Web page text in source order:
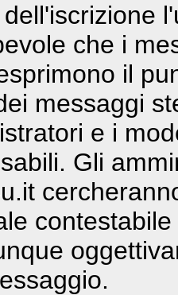
che i
il
messaggi
e i
Gli